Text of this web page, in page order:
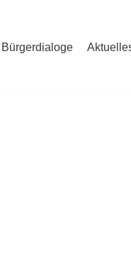
Bürgerdialoge